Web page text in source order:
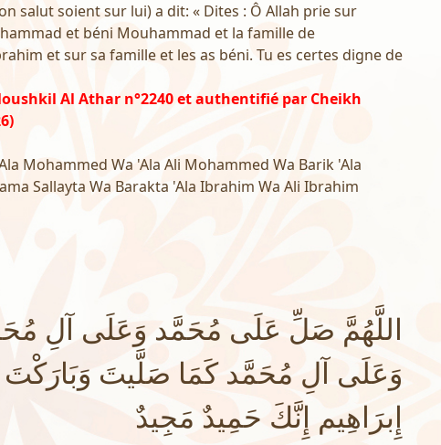
salut soient sur lui) a dit: « Dites : Ô Allah prie sur
et béni Mouhammad et la famille de
et sur sa famille et les as béni. Tu es certes digne de
Al Athar n°2240 et authentifié par Cheikh
Mohammed Wa 'Ala Ali Mohammed Wa Barik 'Ala
Sallayta Wa Barakta 'Ala Ibrahim Wa Ali Ibrahim
اللَّهُمَّ صَلِّ عَلَى مُحَمَّد وَعَلَى آلِ
وَعَلَى آلِ مُحَمَّد كَمَا صَلَّيتَ وَبَارَكْتَ
إِبرَاهِيم إِنَّكَ حَمِيدٌ مَجِيدٌ